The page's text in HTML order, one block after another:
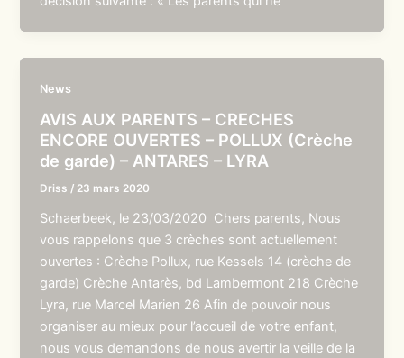
News
AVIS AUX PARENTS – CRECHES
ENCORE OUVERTES – POLLUX (Crèche
de garde) – ANTARES – LYRA
Driss / 23 mars 2020
Schaerbeek, le 23/03/2020 Chers parents, Nous
vous rappelons que 3 crèches sont actuellement
ouvertes : Crèche Pollux, rue Kessels 14 (crèche de
garde) Crèche Antarès, bd Lambermont 218 Crèche
Lyra, rue Marcel Marien 26 Afin de pouvoir nous
organiser au mieux pour l’accueil de votre enfant,
nous vous demandons de nous avertir la veille de la